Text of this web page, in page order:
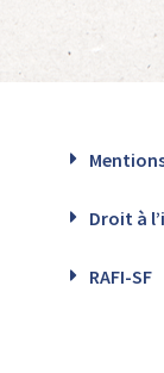
Droit à
RAFI-SF